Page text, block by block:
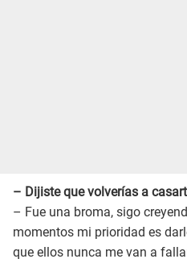
– Dijiste que volverías a
– Fue una broma, sigo
momentos mi prioridad es
que ellos nunca me van a